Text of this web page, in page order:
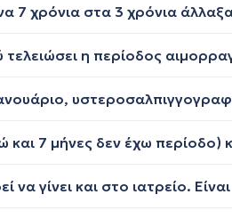
γίνει και στο ιατρείο.